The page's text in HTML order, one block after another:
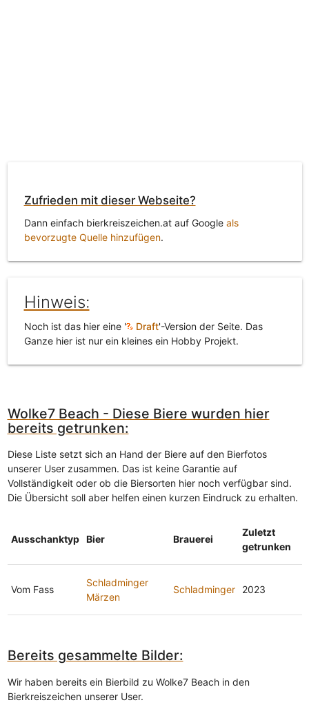
Zufrieden mit dieser Webseite?
Dann einfach bierkreiszeichen.at auf Google als
bevorzugte Quelle hinzufügen.
Hinweis:
Noch ist das hier eine ' Draft'-Version der Seite. Das
Ganze hier ist nur ein kleines ein Hobby Projekt.
Wolke7 Beach - Diese Biere wurden hier
bereits getrunken:
Diese Liste setzt sich an Hand der Biere auf den Bierfotos
unserer User zusammen. Das ist keine Garantie auf
Vollständigkeit oder ob die Biersorten hier noch verfügbar sind.
Die Übersicht soll aber helfen einen kurzen Eindruck zu erhalten.
Ausschanktyp Bier Brauerei
Zuletzt
getrunken
Vom Fass
Schladminger
Märzen
Schladminger 2023
Bereits gesammelte Bilder:
Wir haben bereits ein Bierbild zu Wolke7 Beach in den
Bierkreiszeichen unserer User.